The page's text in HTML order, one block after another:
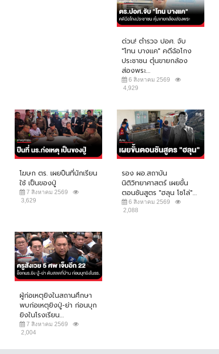
ด่วน! ตำรวจ ปอศ. จับ
"โทน บางแค" คดีฉ้อโกง
ประชาชน ตุ๋นขายกล้อง
ส่องพระ...
6 สิงหาคม 2569
4,929
โฆษก ตร. เผยปืนที่นักเรียน
ใช้ เป็นของปู่
7 สิงหาคม 2569
3,629
รอง ผอ.สถาบัน
นิติวิทยาศาสตร์ เผยขั้น
ตอนชันสูตร "ฮลุน โซโล่"...
6 สิงหาคม 2569
2,088
ผู้ก่อเหตุยิงในสถานศึกษา
พบก่อเหตุยิงปู่-ย่า ก่อนบุก
ยิงในโรงเรียน...
7 สิงหาคม 2569
2,004